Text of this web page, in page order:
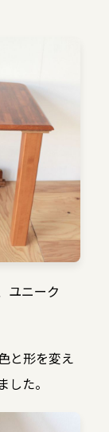
ユニーク
と形を変え
た。